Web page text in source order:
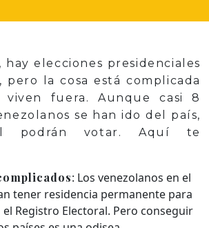
hay elecciones presidenciales
pero la cosa está complicada
fuera. Aunque casi 8
se han ido del país,
podrán votar. Aquí te
: Los venezolanos en el
tener residencia permanente para
Registro Electoral. Pero conseguir